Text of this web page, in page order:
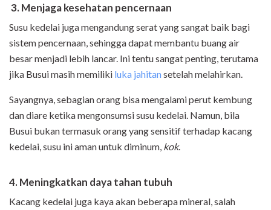
3.Menjaga kesehatan pencernaan
Susu kedelai juga mengandung serat yang sangat baik bagi
sistem pencernaan, sehingga dapat membantu buang air
besar menjadi lebih lancar. Ini tentu sangat penting, terutama
jika Busui masih memiliki luka jahitansetelah melahirkan.
Sayangnya, sebagian orang bisa mengalami perut kembung
dan diare ketika mengonsumsi susu kedelai. Namun, bila
Busui bukan termasuk orang yang sensitif terhadap kacang
kedelai, susu ini aman untuk diminum, kok.
4. Meningkatkan daya tahan tubuh
Kacang kedelai juga kaya akan beberapa mineral, salah